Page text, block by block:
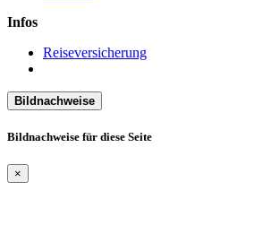
Infos
Reiseversicherung
Bildnachweise
Bildnachweise für diese Seite
×